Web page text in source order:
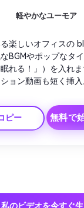
軽やかなユーモア
楽しいオフィスの
BGMやポップなタ
れる！」）を入れ
ョン動画も短く挿入
ら楽しんで！」の
ピー 無料で